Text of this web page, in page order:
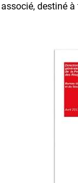
associé, destiné